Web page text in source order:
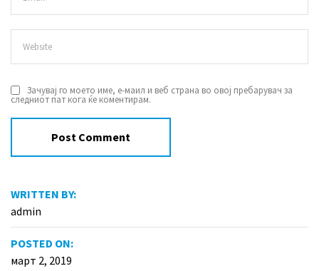
Зачувај го моето име, е-маил и веб страна во овој пребарувач за
следниот пат кога ќе коментирам.
WRITTEN BY:
admin
POSTED ON:
март 2, 2019